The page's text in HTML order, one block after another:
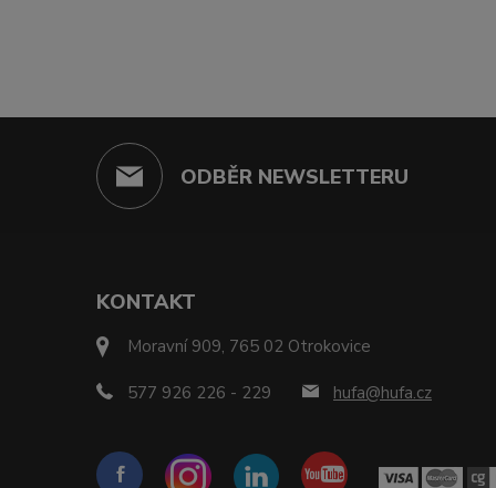
ODBĚR NEWSLETTERU
KONTAKT
Moravní 909, 765 02 Otrokovice
577 926 226 - 229 hufa@hufa.cz